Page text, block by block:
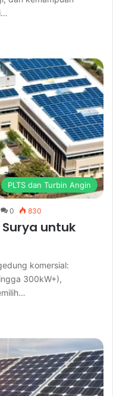
PLTS dan Turbin Angin
0 830
untuk
komersial:
300kW+),